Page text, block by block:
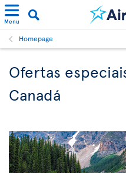
Menu
Homepage
Ofertas
Canadá